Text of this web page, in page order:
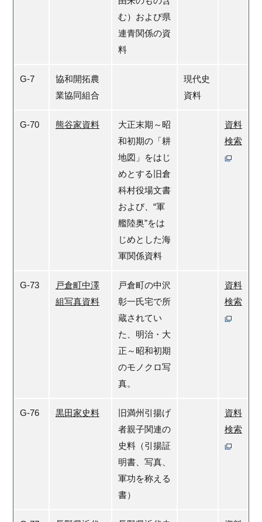
む）および県
連青関係の資
料
G-7
協和開拓農
業協同組合
現代史
資料
G-70 熊谷家資料
大正末期～昭
和初期の「耕
地図」をはじ
めとする旧倉
科村役場文書
および、“軍
艦陸奥”をは
じめとした海
軍関係資料
資料
検索
G-73
戸倉町中澤
組写真資料
戸倉町の中沢
彰一氏宅で所
蔵されてい
た、明治・大
正～昭和初期
のモノクロ写
真。
資料
検索
G-76 黒田家史料
旧満州引揚げ
者親子関連の
史料（引揚証
明書、写真、
軍功を称える
書）
資料
検索